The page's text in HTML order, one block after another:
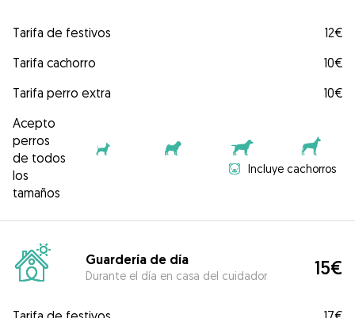
Tarifa de festivos
12€
Tarifa cachorro
10€
Tarifa perro extra
10€
Acepto
perros
de todos
los
tamaños
Incluye cachorros
Guardería de día
Durante el día en casa del cuidador 15€